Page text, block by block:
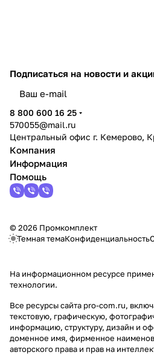
Подписаться на новости и
8 800 600 16 25
570055@mail.ru
Центральный офис г. Кемерово,
Компания
Информация
Помощь
© 2026 Промкомплект
Темная темаКонфиденциальность
На информационном ресурсе
технологии.
Все ресурсы сайта pro-com.ru,
текстовую, графическую,
информацию, структуру, дизайн и
доменное имя, фирменное
авторского права и прав на